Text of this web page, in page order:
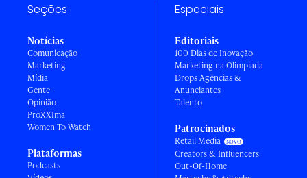
Seções
Notícias
Comunicação
Marketing
Mídia
Gente
Opinião
ProXXIma
Women To Watch
Plataformas
Podcasts
Especiais
Editoriais
100 Dias de Inovação
Marketing na Olimpíada
Drops Agências &
Anunciantes
Talento
Patrocinados
Retail Media
Creators & Influencers
Out-Of-Home